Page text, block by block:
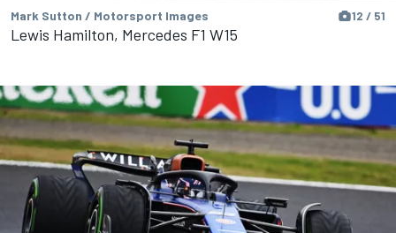
Mark Sutton / Motorsport Images 12 / 51
Lewis Hamilton, Mercedes F1 W15